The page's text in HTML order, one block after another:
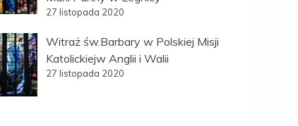
27 listopada 2020
Witraż św.Barbary w Polskiej Misji
Katolickiejw Anglii i Walii
27 listopada 2020